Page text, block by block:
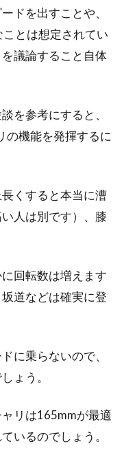
ドを出すことや、
とは想定されてい
議論すること自体
を参考にすると、
の機能を発揮するに
くすると本当に漕
人は別です）、膝
回転数は増えます
道などは確実に登
に乗らないので、
ょう。
リは165mmが最適
いるのでしょう。